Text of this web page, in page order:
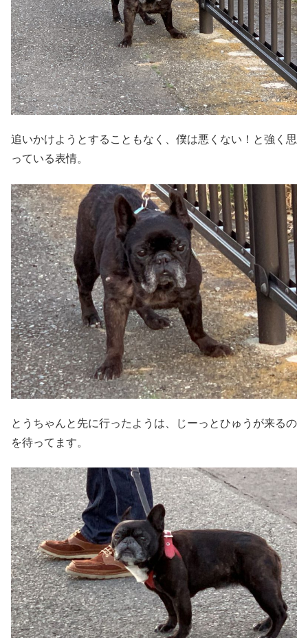
追いかけようとすることもなく、僕は悪くない！と強く思
っている表情。
とうちゃんと先に行ったようは、じーっとひゅうが来るの
を待ってます。